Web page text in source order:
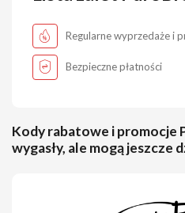
Regularne wyprzedaże i
Bezpieczne płatności
Kody rabatowe i promocje
wygasły, ale mogą jeszcze